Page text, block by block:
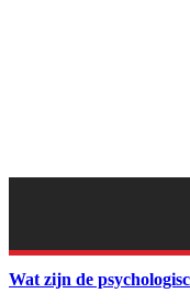
Wat zijn de